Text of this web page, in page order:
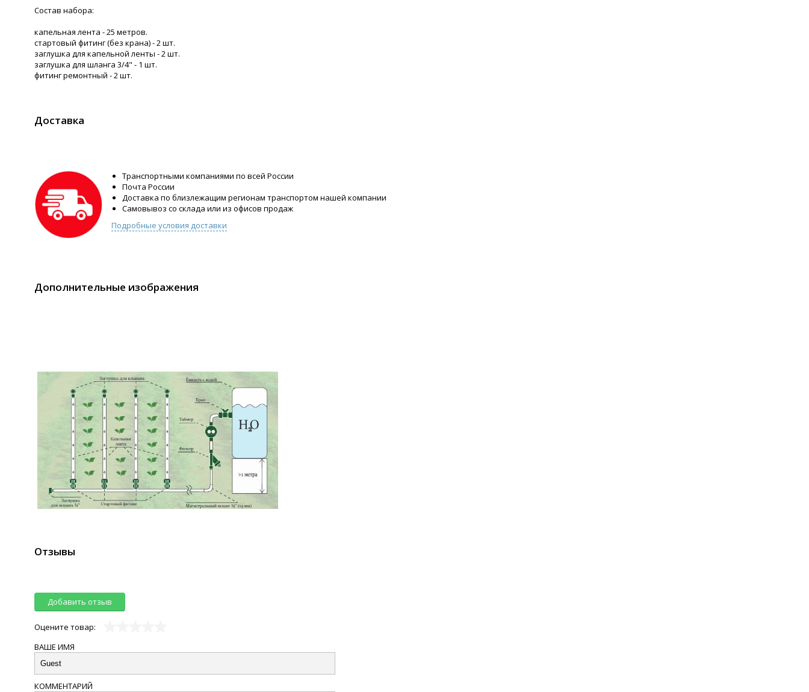
Состав набора:
капельная лента - 25 метров.­
стартовый фитинг (без крана) - 2 шт.­
заглушка для капельной ленты - 2 шт.­
заглушка для шланга 3/4" - 1 шт.­
фитинг ремонтный - 2 шт.­
Доставка
Транспортными компаниями по всей России
Почта России
Доставка по близлежащим регионам транспортом нашей компании
Самовывоз со склада или из офисов продаж
Подробные условия доставки
Дополнительные изображения
Отзывы
Добавить отзыв
Оцените товар:
ВАШЕ ИМЯ
КОММЕНТАРИЙ